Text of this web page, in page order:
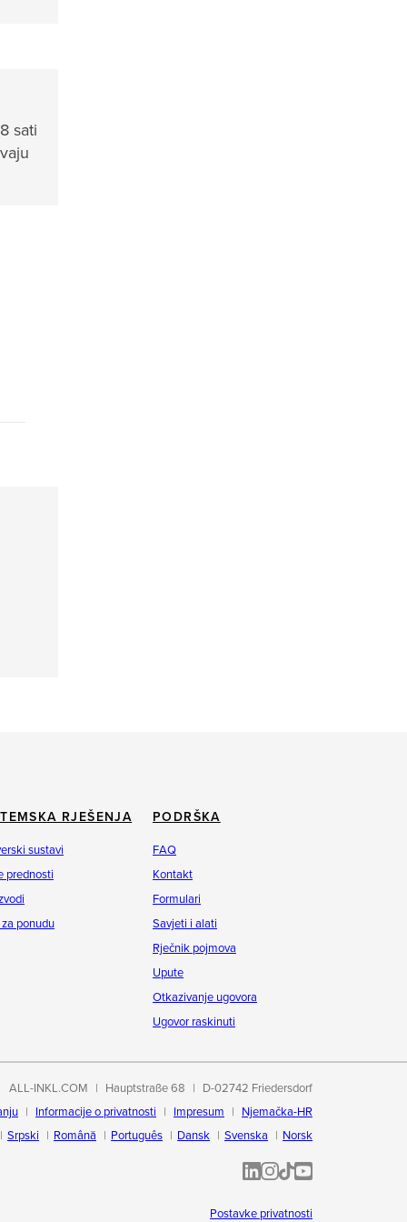
sati
RJEŠENJA
sustavi
prednosti
ponudu
PODRŠKA
FAQ
Kontakt
Formulari
Savjeti i alati
Rječnik pojmova
Upute
Otkazivanje ugovora
Ugovor raskinuti
ALL-INKL.COM Hauptstraße 68
D-02742 Friedersdorf
Informacije o privatnosti Impresum
Njemačka-HR
Srpski Română Português Dansk Svenska Norsk
ALL-INKL.COM | LinkedIn
ALL-INKL.COM • Instagram
ALL-INKL.COM | TikTok
ALLINKL.COM -
Postavke privatnosti